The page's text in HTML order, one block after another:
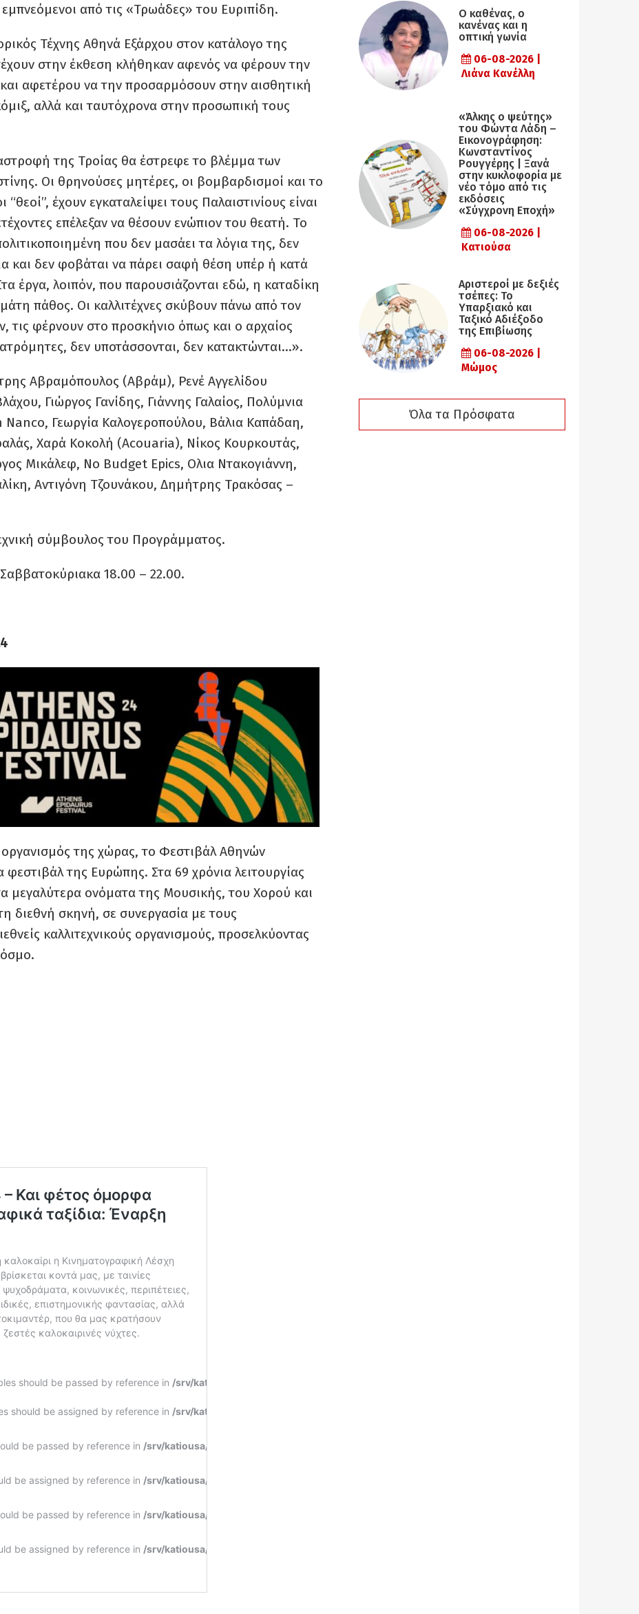
από τις «Τρωάδες» του Ευριπίδη.
Τέχνης Αθηνά Εξάρχου στον κατάλογο της
στην έκθεση κλήθηκαν αφενός να φέρουν την
αφετέρου να την προσαρμόσουν στην αισθητική
αλλά και ταυτόχρονα στην προσωπική τους
της Τροίας θα έστρεφε το βλέμμα των
Οι θρηνούσες μητέρες, οι βομβαρδισμοί και το
έχουν εγκαταλείψει τους Παλαιστινίους είναι
επέλεξαν να θέσουν ενώπιον του θεατή. Το
που δεν μασάει τα λόγια της, δεν
και δεν φοβάται να πάρει σαφή θέση υπέρ ή κατά
έργα, λοιπόν, που παρουσιάζονται εδώ, η καταδίκη
πάθος. Οι καλλιτέχνες σκύβουν πάνω από τον
τις φέρνουν στο προσκήνιο όπως και ο αρχαίος
δεν υποτάσσονται, δεν κατακτώνται…».
Αβραμόπουλος (Αβράμ), Ρενέ Αγγελίδου
Γιώργος Γανίδης, Γιάννης Γαλαίος, Πολύμνια
Γεωργία Καλογεροπούλου, Βάλια Καπάδαη,
Χαρά Κοκολή (Acouaria), Νίκος Κουρκουτάς,
Μικάλεφ, No Budget Epics, Ολια Ντακογιάννη,
Αντιγόνη Τζουνάκου, Δημήτρης Τρακόσας –
σύμβουλος του Προγράμματος.
18.00 – 22.00.
της χώρας, τo Φεστιβάλ Αθηνών
φεστιβάλ της Ευρώπης. Στα 69 χρόνια λειτουργίας
μεγαλύτερα ονόματα της Μουσικής, του Χορού και
διεθνή σκηνή, σε συνεργασία με τους
καλλιτεχνικούς οργανισμούς, προσελκύοντας
Ο καθένας, ο
κανένας και η
οπτική γωνία
06-08-2026 |
Λιάνα Κανέλλη
«Άλκης ο ψεύτης»
του Φώντα Λάδη –
Εικονογράφηση:
Κωνσταντίνος
Ρουγγέρης | Ξανά
στην κυκλοφορία με
νέο τόμο από τις
εκδόσεις
«Σύγχρονη Εποχή»
06-08-2026 |
Κατιούσα
Αριστεροί με δεξιές
τσέπες: Το
Υπαρξιακό και
Ταξικό Αδιέξοδο
της Επιβίωσης
06-08-2026 |
Μώμος
Όλα τα Πρόσφατα